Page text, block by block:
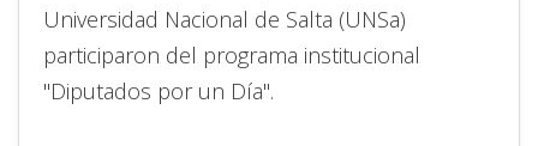
Universidad Nacional de Salta (UNSa)
participaron del programa institucional
"Diputados por un Día".